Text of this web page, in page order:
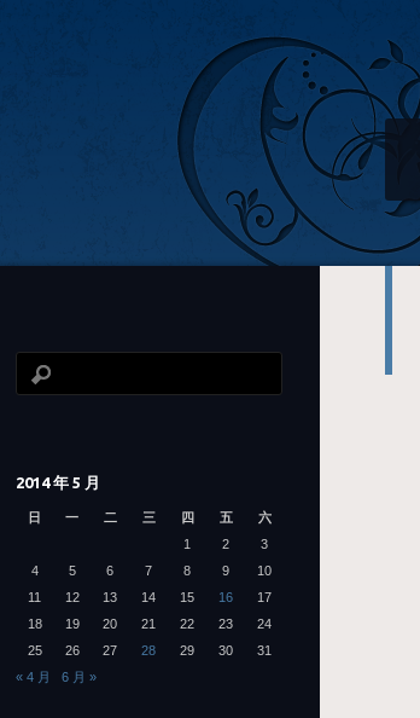
2014 年 5 月
日 一 二 三 四 五
六
1
2
3
4
5 6 7 8 9
10
11
12 13 14 15 16
17
18
19 20 21 22 23
24
25
26 27 28 29 30
31
« 4 月
6 月 »